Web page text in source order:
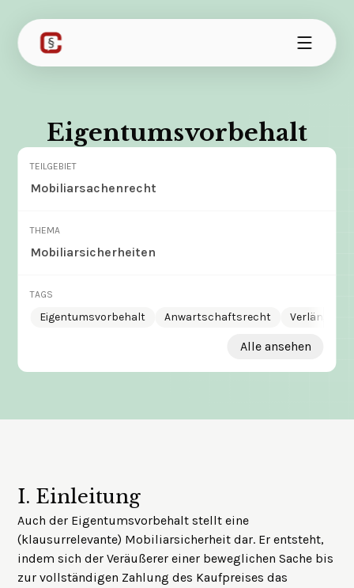
Eigentumsvorbehalt
TEILGEBIET
Mobiliarsachenrecht
THEMA
Mobiliarsicherheiten
TAGS
Eigentumsvorbehalt Anwartschaftsrecht
Alle ansehen
I. Einleitung
Auch der Eigentumsvorbehalt stellt eine
(klausurrelevante) Mobiliarsicherheit dar. Er entsteht,
indem sich der Veräußerer einer beweglichen Sache bis
zur vollständigen Zahlung des Kaufpreises das